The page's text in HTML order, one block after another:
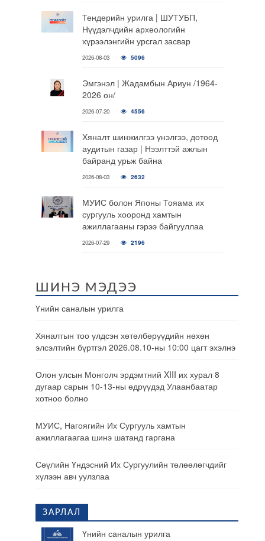
Тендерийн урилга | ШУТУБП,
Нүүдэлчдийн археологийн
хүрээлэнгийн урсгал засвар
2026-08-03 5096
Эмгэнэл | Жадамбын Ариун /1964-
2026 он/
2026-07-20 4556
Хяналт шинжилгээ үнэлгээ, дотоод
аудитын газар | Нээлттэй ажлын
байранд урьж байна
2026-08-03 2632
МУИС болон Японы Тояама их
сургууль хооронд хамтын
ажиллагааны гэрээ байгууллаа
2026-07-29 2196
ШИНЭ МЭДЭЭ
Үнийн саналын урилга
Хяналтын тоо үлдсэн хөтөлбөрүүдийн нөхөн
элсэлтийн бүртгэл 2026.08.10-ны 10:00 цагт эхэлнэ
Олон улсын Монголч эрдэмтний XIII их хурал 8
дугаар сарын 10-13-ны өдрүүдэд Улаанбаатар
хотноо болно
МУИС, Нагоягийн Их Сургууль хамтын
ажиллагаагаа шинэ шатанд гаргана
Сөүлийн Үндэсний Их Сургуулийн төлөөлөгчдийг
хүлээн авч уулзлаа
ЗАРЛАЛ
Үнийн саналын урилга